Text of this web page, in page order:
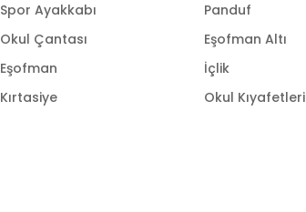
Spor Ayakkabı
Okul Çantası
Eşofman
Kırtasiye
Panduf
Eşofman Altı
İçlik
Okul Kıyafetleri